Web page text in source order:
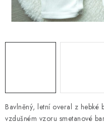
Podmínky ochrany osobních
Bavlněný, letní overal z hebké
vzdušném vzoru smetanové